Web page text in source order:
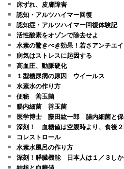
床ずれ、皮膚障害
認知・アルツハイマー回復
認知症・アルツハイマー回復体験記
活性酸素をオゾンで除去せよ
水素の驚きべき効果！若さアンチエ
病気はストレスに起因する
高血圧、動脈硬化
１型糖尿病の原因 ウイールス
水素水の作り方
便秘 善玉菌
腸内細菌 善玉菌
医学博士 藤田紘一郎 腸内細菌と
深刻！ 血糖値は空腹時より、食後
コレストロール
水素水風呂の作り方
深刻！膵臓機能 日本人は１／３しか